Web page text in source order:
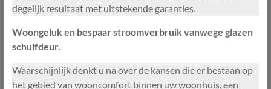
degelijk resultaat met uitstekende garanties.
Woongeluk en bespaar stroomverbruik vanwege glazen
schuifdeur.
Waarschijnlijk denkt u na over de kansen die er bestaan op
het gebied van wooncomfort binnen uw woonhuis, een